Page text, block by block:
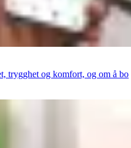
trygghet og komfort, og om å bo